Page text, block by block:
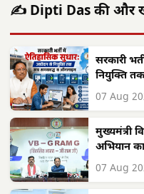
✍️ Dipti Das की और
सरकारी
नियुक्ति
07 Aug
मुख्यमंत्री
अभियान
07 Aug